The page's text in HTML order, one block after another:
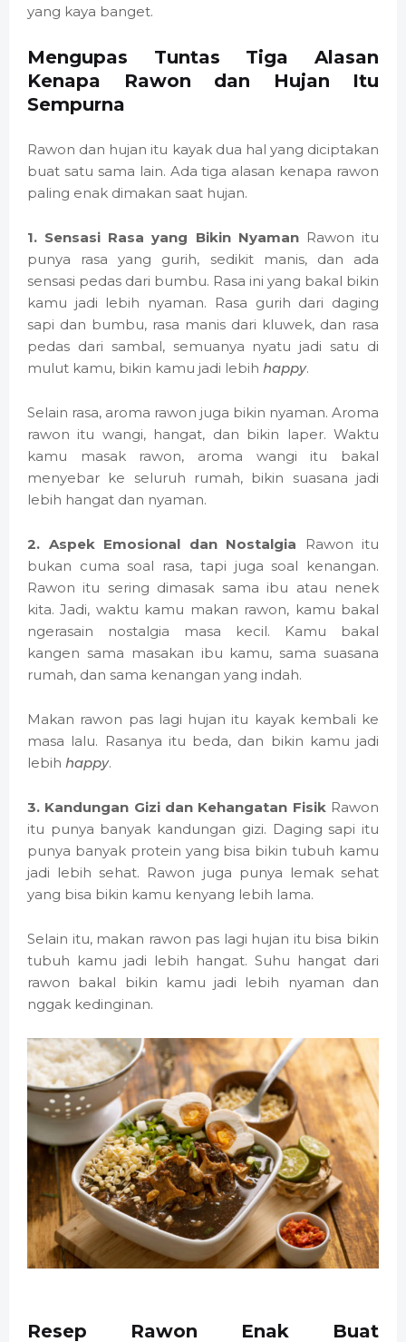
yang kaya banget.
Mengupas Tuntas Tiga Alasan
Kenapa Rawon dan Hujan Itu
Sempurna
Rawon dan hujan itu kayak dua hal yang diciptakan
buat satu sama lain. Ada tiga alasan kenapa rawon
paling enak dimakan saat hujan.
1. Sensasi Rasa yang Bikin NyamanRawon itu
punya rasa yang gurih, sedikit manis, dan ada
sensasi pedas dari bumbu. Rasa ini yang bakal bikin
kamu jadi lebih nyaman. Rasa gurih dari daging
sapi dan bumbu, rasa manis dari kluwek, dan rasa
pedas dari sambal, semuanya nyatu jadi satu di
mulut kamu, bikin kamu jadi lebih happy.
Selain rasa, aroma rawon juga bikin nyaman. Aroma
rawon itu wangi, hangat, dan bikin laper. Waktu
kamu masak rawon, aroma wangi itu bakal
menyebar ke seluruh rumah, bikin suasana jadi
lebih hangat dan nyaman.
2. Aspek Emosional dan Nostalgia Rawon itu
bukan cuma soal rasa, tapi juga soal kenangan.
Rawon itu sering dimasak sama ibu atau nenek
kita. Jadi, waktu kamu makan rawon, kamu bakal
ngerasain nostalgia masa kecil. Kamu bakal
kangen sama masakan ibu kamu, sama suasana
rumah, dan sama kenangan yang indah.
Makan rawon pas lagi hujan itu kayak kembali ke
masa lalu. Rasanya itu beda, dan bikin kamu jadi
lebih happy.
3. Kandungan Gizi dan Kehangatan FisikRawon
itu punya banyak kandungan gizi. Daging sapi itu
punya banyak protein yang bisa bikin tubuh kamu
jadi lebih sehat. Rawon juga punya lemak sehat
yang bisa bikin kamu kenyang lebih lama.
Selain itu, makan rawon pas lagi hujan itu bisa bikin
tubuh kamu jadi lebih hangat. Suhu hangat dari
rawon bakal bikin kamu jadi lebih nyaman dan
nggak kedinginan.
Resep Rawon Enak Buat